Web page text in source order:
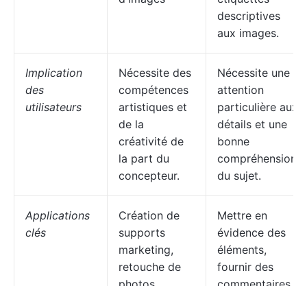
descriptives
aux images.
Implication
des
utilisateurs
Nécessite des
compétences
artistiques et
de la
créativité de
la part du
concepteur.
Nécessite une
attention
particulière aux
détails et une
bonne
compréhension
du sujet.
Applications
clés
Création de
supports
marketing,
retouche de
Mettre en
évidence des
éléments,
fournir des